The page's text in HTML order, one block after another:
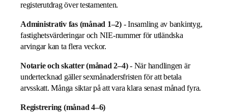
registerutdrag över testamenten.
Administrativ fas (månad 1–2)- Insamling av bankintyg,
fastighetsvärderingar och NIE-nummer för utländska
arvingar kan ta flera veckor.
Notarie och skatter (månad 2–4)- När handlingen är
undertecknad gäller sexmånadersfristen för att betala
arvsskatt. Många siktar på att vara klara senast månad fyra.
Registrering (månad 4–6)